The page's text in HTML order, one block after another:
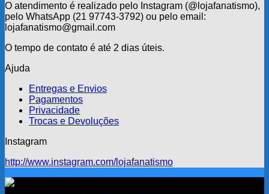
O atendimento é realizado pelo Instagram (@lojafanatismo),
pelo WhatsApp (21 97743-3792) ou pelo email:
lojafanatismo@gmail.com
O tempo de contato é até 2 dias úteis.
Ajuda
Entregas e Envios
Pagamentos
Privacidade
Trocas e Devoluções
Instagram
http://www.instagram.com/lojafanatismo